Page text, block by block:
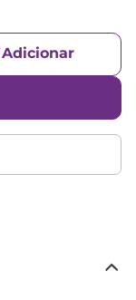
Adicionar